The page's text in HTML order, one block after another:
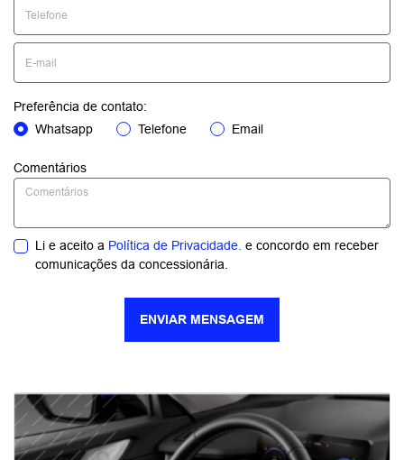
Preferência de contato:
Whatsapp
Telefone Email
Comentários
Li e aceito a Política de Privacidade. e concordo em receber
comunicações da concessionária.
ENVIAR MENSAGEM